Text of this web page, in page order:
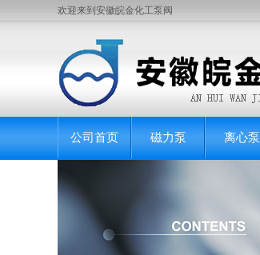
欢迎来到安徽皖金化工泵阀
公司首页 磁力泵 离心泵